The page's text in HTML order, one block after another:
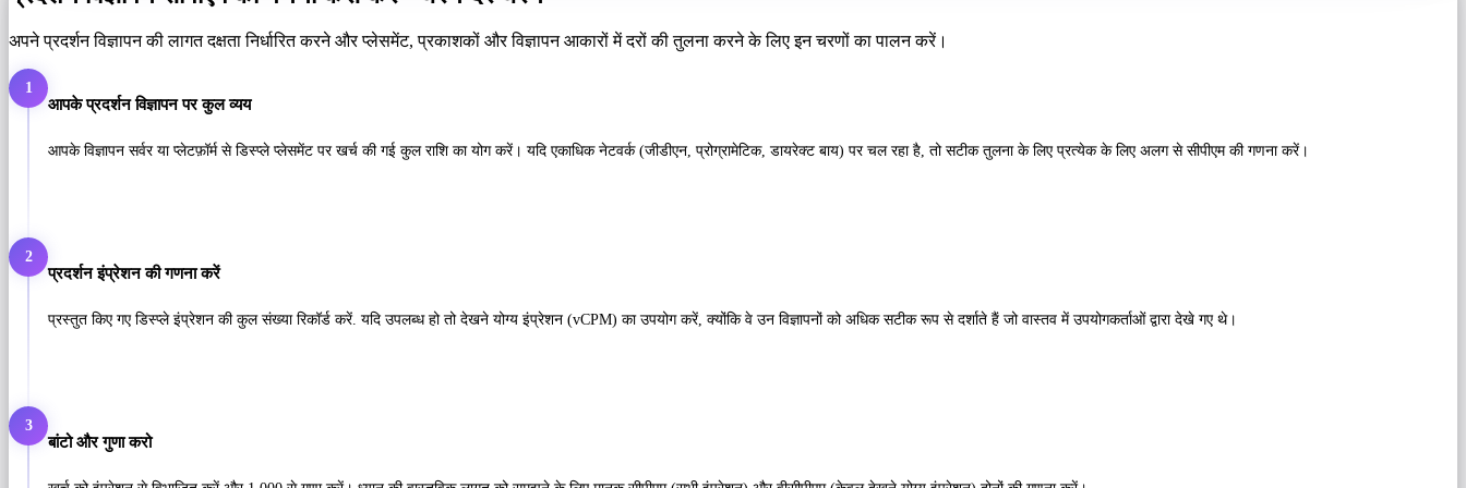
अपने प्रदर्शन विज्ञापन की लागत दक्षता निर्धारित करने और प्लेसमेंट, प्रकाशकों और विज्ञापन आकारों में दरों की तुलना करने के लिए इन चरणों का पालन करें।
1
आपके प्रदर्शन विज्ञापन पर कुल व्यय
आपके विज्ञापन सर्वर या प्लेटफ़ॉर्म से डिस्प्ले प्लेसमेंट पर खर्च की गई कुल राशि का योग करें। यदि एकाधिक नेटवर्क (जीडीएन, प्रोग्रामेटिक, डायरेक्ट बाय) पर चल रहा है, तो सटीक तुलना के लिए प्रत्येक के लिए अलग से सीपीएम की गणना करें।
2
प्रदर्शन इंप्रेशन की गणना करें
प्रस्तुत किए गए डिस्प्ले इंप्रेशन की कुल संख्या रिकॉर्ड करें. यदि उपलब्ध हो तो देखने योग्य इंप्रेशन (vCPM) का उपयोग करें, क्योंकि वे उन विज्ञापनों को अधिक सटीक रूप से दर्शाते हैं जो वास्तव में उपयोगकर्ताओं द्वारा देखे गए थे।
3
बांटो और गुणा करो